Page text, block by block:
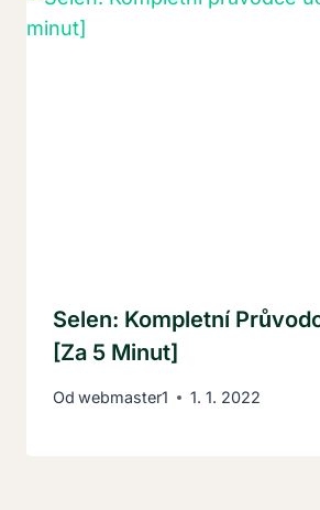
Selen: Kompletní
[za 5 Minut]
Od webmaster1 1. 1. 2022